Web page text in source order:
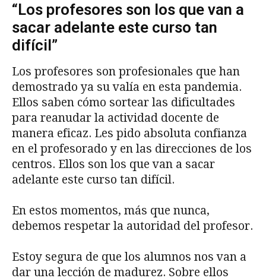
“Los profesores son los que van a
sacar adelante este curso tan
difícil”
Los profesores son profesionales que han
demostrado ya su valía en esta pandemia.
Ellos saben cómo sortear las dificultades
para reanudar la actividad docente de
manera eficaz. Les pido absoluta confianza
en el profesorado y en las direcciones de los
centros. Ellos son los que van a sacar
adelante este curso tan difícil.
En estos momentos, más que nunca,
debemos respetar la autoridad del profesor.
Estoy segura de que los alumnos nos van a
dar una lección de madurez. Sobre ellos